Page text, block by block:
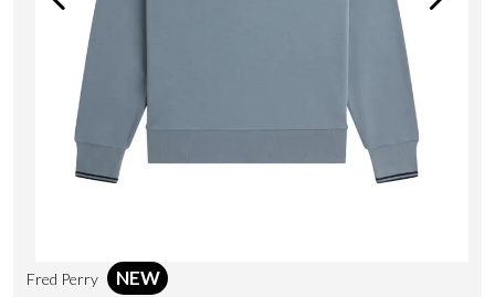
Fred Perry NEW